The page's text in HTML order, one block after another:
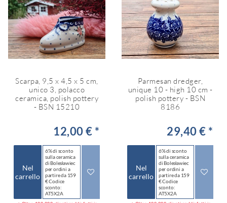
Scarpa, 9,5 x 4,5 x 5 cm,
unico 3, polacco
ceramica, polish pottery
- BSN 15210
12,00 € *
Nel
carrello
6% di sconto
sulla ceramica
di Bolesławiec
per ordini a
partire da 159
€ Codice
sconto:
AT5X2A
Parmesan dredger,
unique 10 - high 10 cm -
polish pottery - BSN
8186
29,40 € *
Nel
carrello
6% di sconto
sulla ceramica
di Bolesławiec
per ordini a
partire da 159
€ Codice
sconto:
AT5X2A